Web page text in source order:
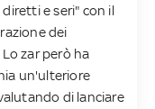
e seri" con il
dei
zar però ha
un'ulteriore
di lanciare